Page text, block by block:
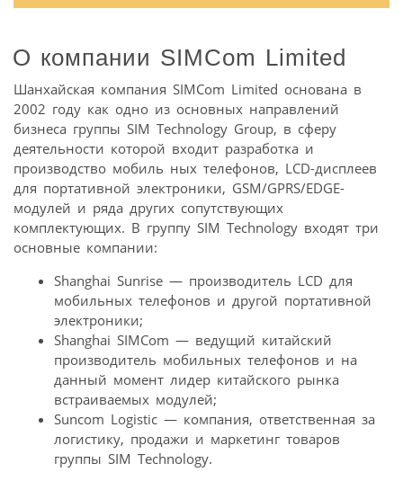
О компании SIMCom Limited
Шанхайская компания SIMCom Limited основана в
2002 году как одно из основных направлений
бизнеса группы SIM Technology Group, в сферу
деятельности которой входит разработка и
производство мобиль ных телефонов, LCD-дисплеев
для портативной электроники, GSM/GPRS/EDGE-
модулей и ряда других сопутствующих
комплектующих. В группу SIM Technology входят три
основные компании:
Shanghai Sunrise — производитель LCD для
мобильных телефонов и другой портативной
электроники;
Shanghai SIMCom — ведущий китайский
производитель мобильных телефонов и на
данный момент лидер китайского рынка
встраиваемых модулей;
Suncom Logistic — компания, ответственная за
логистику, продажи и маркетинг товаров
группы SIM Technology.